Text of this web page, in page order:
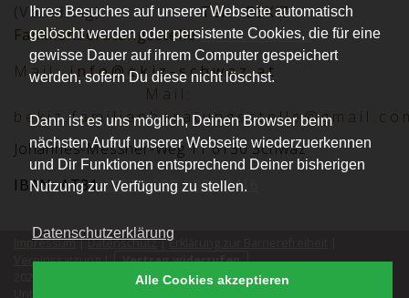
Ihres Besuches auf unserer Webseite automatisch
gelöscht werden oder persistente Cookies, die für eine
gewisse Dauer auf ihrem Computer gespeichert
werden, sofern Du diese nicht löschst.
Dann ist es uns möglich, Deinen Browser beim
nächsten Aufruf unserer Webseite wiederzuerkennen
und Dir Funktionen entsprechend Deiner bisherigen
Nutzung zur Verfügung zu stellen.
Datenschutzerklärung
Alle Cookies akzeptieren
(Vormittag)Tel.:BEKiZ
Familienberatungsstelle0677 62152012
Mail: info@ekiz-schwaz.at
Mail:
Johannes-Messner-Weg 11 6130 Schwaz
IBAN: AT312051 0008 0030 2416
Impressum|Datenschutz|Erklärung zur Barrierefreiheit
Vereinssatzung|
Vertrag widerrufen
2026 © Verein Eltern-Kind-Zentrum Schwaz. Alle Rechte vorbehalten.